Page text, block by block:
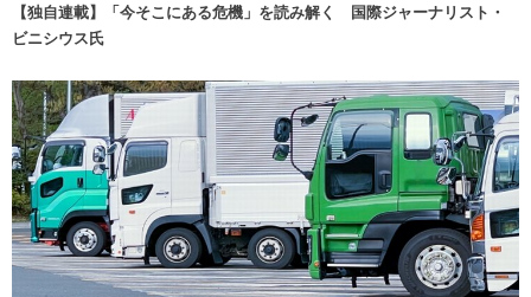
【独自連載】「今そこにある危機」を読み解く 国際ジャーナリスト・
ビニシウス氏